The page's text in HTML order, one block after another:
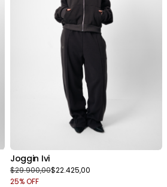
Joggin Ivi
$22.425,00
$29.900,00
25% OFF